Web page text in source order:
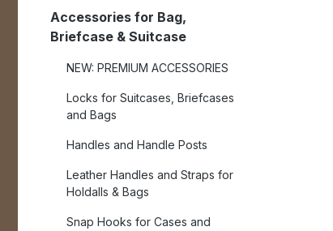
Accessories for Bag,
Briefcase & Suitcase
NEW: PREMIUM ACCESSORIES
Locks for Suitcases, Briefcases
and Bags
Handles and Handle Posts
Leather Handles and Straps for
Holdalls & Bags
Snap Hooks for Cases and